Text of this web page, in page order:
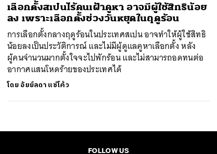
เลือกตั้งสเปนไร้คนเฝ้าคูหา อาจมีผู้ใช้สิทธิน้อย
ลง เพราะเลือกตั้งช่วงวันหยุดในฤดูร้อน
การเลือกตั้งกลางฤดูร้อนในประเทศสเปน อาจทำให้ผู้ใช้สิทธิ
น้อยลงเป็นประวัติการณ์ และไม่มีผู้ดูแลคูหาเลือกตั้ง หลัง
ผู้คนจำนวนมากตั้งใจจะไปพักร้อน และไม่สามารถอดทนต่อ
อากาศแสนโหดร้ายของประเทศได้
โดย อัยย์ลดา แซ่โค้ว
FOLLOW US